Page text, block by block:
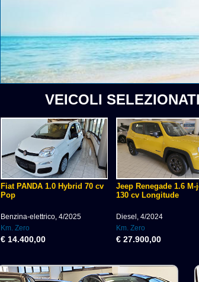
VEICOLI
Fiat PANDA 1.0 Hybrid 70 cv
Pop
Benzina-elettrico, 4/2025
Km. Zero
€ 14.400,00
Jeep Renegade 1.6 M-
130 cv Longitude
Diesel, 4/2024
Km. Zero
€ 27.900,00